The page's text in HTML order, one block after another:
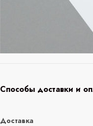
Способы доставки и
Доставка